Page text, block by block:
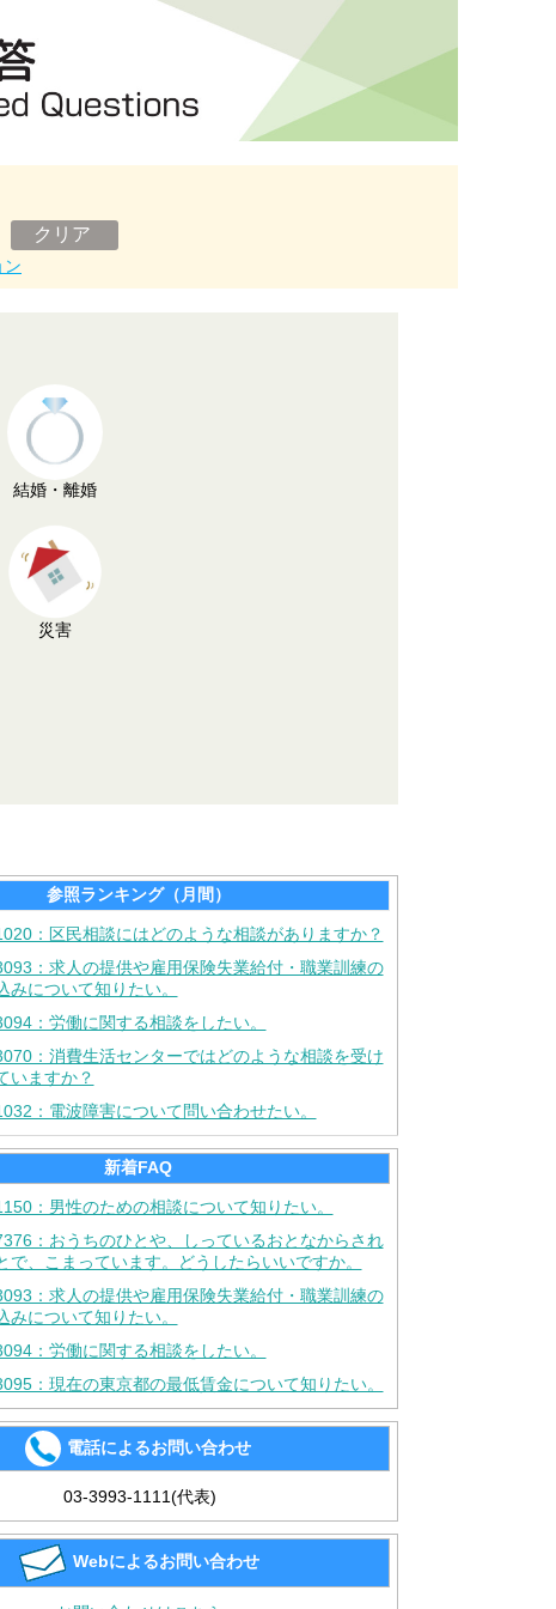
結婚・離婚
災害
参照ランキング（月間）
：区民相談にはどのような相談がありますか？
：求人の提供や雇用保険失業給付・職業訓練の
みについて知りたい。
：労働に関する相談をしたい。
：消費生活センターではどのような相談を受け
いますか？
：電波障害について問い合わせたい。
新着FAQ
：男性のための相談について知りたい。
：おうちのひとや、しっているおとなからされ
で、こまっています。どうしたらいいですか。
：求人の提供や雇用保険失業給付・職業訓練の
みについて知りたい。
：労働に関する相談をしたい。
：現在の東京都の最低賃金について知りたい。
電話によるお問い合わせ
03-3993-1111(代表)
Webによるお問い合わせ